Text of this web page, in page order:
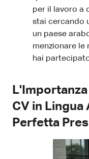
per il lavoro a
stai cercando
un paese
menzionare le
hai
CV in Lingua
Perfetta